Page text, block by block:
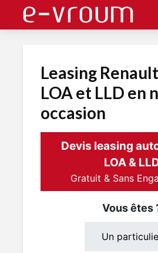
Leasing
LOA et LLD en
occasion